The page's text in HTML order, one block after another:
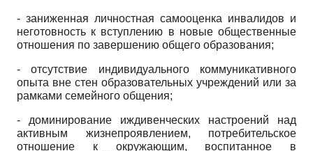
- заниженная личностная самооценка инвалидов и
неготовность к вступлению в новые общественные
отношения по завершению общего образования;
- отсутствие индивидуального коммуникативного
опыта вне стен образовательных учреждений или за
рамками семейного общения;
- доминирование иждивенческих настроений над
активным жизнепроявлением, потребительское
отношение к окружающим, воспитанное в